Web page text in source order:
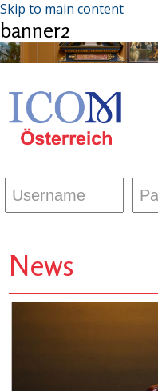
Skip to main content
banner2
News